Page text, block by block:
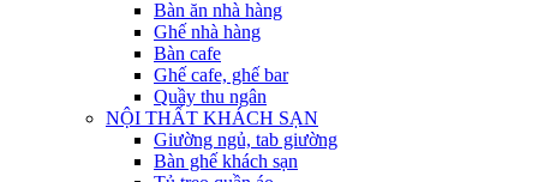
Bàn ăn nhà hàng
Ghế nhà hàng
Bàn cafe
Ghế cafe, ghế bar
Quầy thu ngân
NỘI THẤT KHÁCH SẠN
Giường ngủ, tab giường
Bàn ghế khách sạn